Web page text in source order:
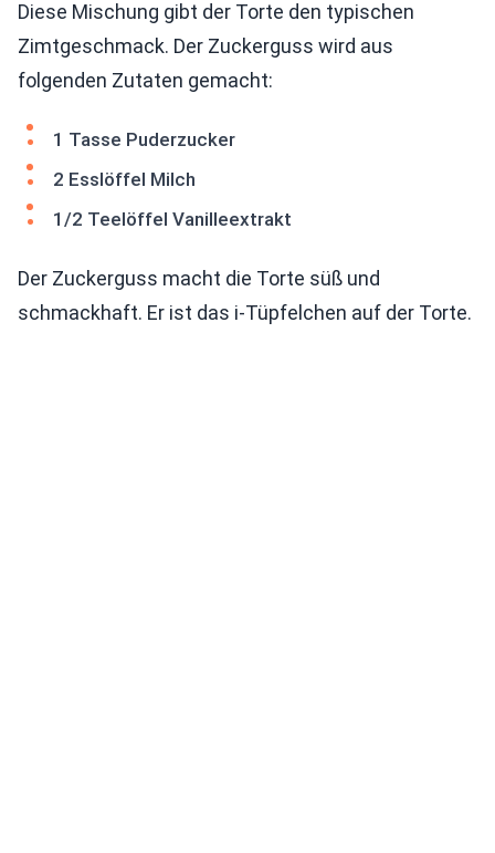
Diese Mischung gibt der Torte den typischen
Zimtgeschmack. Der Zuckerguss wird aus
folgenden Zutaten gemacht:
1 Tasse Puderzucker
2 Esslöffel Milch
1/2 Teelöffel Vanilleextrakt
Der Zuckerguss macht die Torte süß und
schmackhaft. Er ist das i-Tüpfelchen auf der Torte.